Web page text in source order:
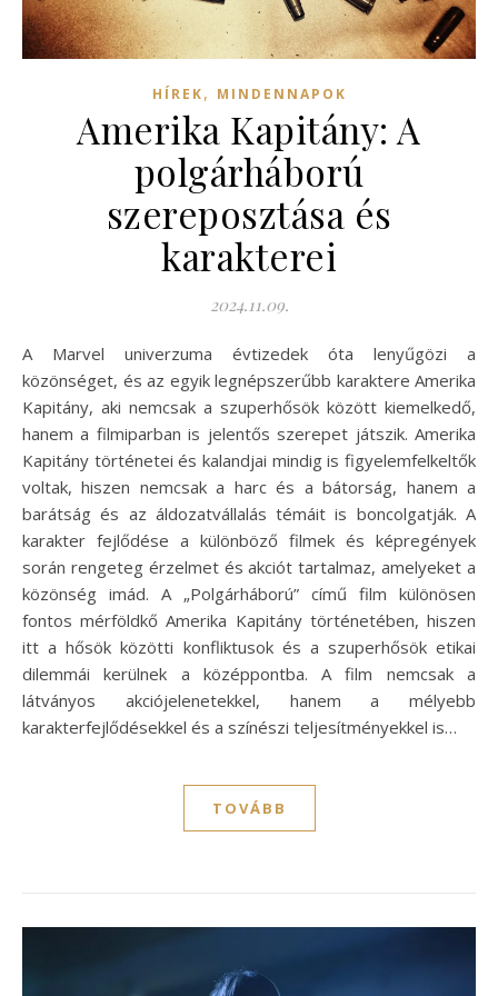
HÍREK, MINDENNAPOK
Amerika Kapitány: A
polgárháború
szereposztása és
karakterei
2024.11.09.
A Marvel univerzuma évtizedek óta lenyűgözi a
közönséget, és az egyik legnépszerűbb karaktere Amerika
Kapitány, aki nemcsak a szuperhősök között kiemelkedő,
hanem a filmiparban is jelentős szerepet játszik. Amerika
Kapitány történetei és kalandjai mindig is figyelemfelkeltők
voltak, hiszen nemcsak a harc és a bátorság, hanem a
barátság és az áldozatvállalás témáit is boncolgatják. A
karakter fejlődése a különböző filmek és képregények
során rengeteg érzelmet és akciót tartalmaz, amelyeket a
közönség imád. A „Polgárháború” című film különösen
fontos mérföldkő Amerika Kapitány történetében, hiszen
itt a hősök közötti konfliktusok és a szuperhősök etikai
dilemmái kerülnek a középpontba. A film nemcsak a
látványos akciójelenetekkel, hanem a mélyebb
karakterfejlődésekkel és a színészi teljesítményekkel is…
TOVÁBB